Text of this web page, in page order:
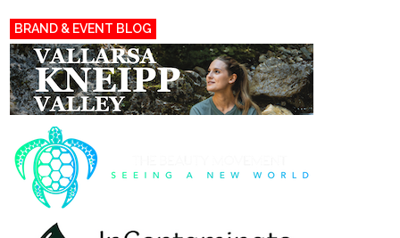
BRAND & EVENT BLOG